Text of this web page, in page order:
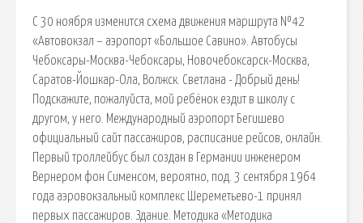
С 30 ноября изменится схема движения маршрута №42
«Автовокзал – аэропорт «Большое Савино». Автобусы
Чебоксары-Москва-Чебоксары, Новочебоксарск-Москва,
Саратов-Йошкар-Ола, Волжск. Светлана - Добрый день!
Подскажите, пожалуйста, мой ребёнок ездит в школу с
другом, у него. Международный аэропорт Бегишево
официальный сайт пассажиров, расписание рейсов, онлайн.
Первый троллейбус был создан в Германии инженером
Вернером фон Сименсом, вероятно, под. 3 сентября 1964
года аэровокзальный комплекс Шереметьево-1 принял
первых пассажиров. Здание. Методика «Методика